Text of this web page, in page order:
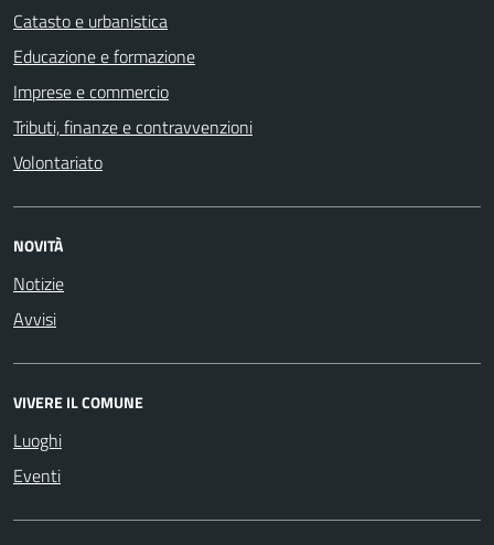
Catasto e urbanistica
Educazione e formazione
Imprese e commercio
Tributi, finanze e contravvenzioni
Volontariato
NOVITÀ
Notizie
Avvisi
VIVERE IL COMUNE
Luoghi
Eventi